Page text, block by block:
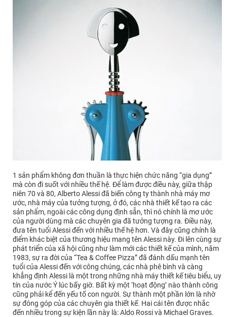
1 sản phẩm không đơn thuần là thực hiện chức năng “gia dụng”
mà còn đi suốt với nhiều thế hệ. Để làm được điều này, giữa thập
niên 70 và 80, Alberto Alessi đã biến công ty thành nhà máy mơ
ước, nhà máy của tưởng tượng, ở đó, các nhà thiết kế tạo ra các
sản phẩm, ngoài các công dụng định sẵn, thì nó chính là mơ ước
của người dùng mà các chuyên gia đã tưởng tượng ra. Điều này,
đưa tên tuổi Alessi đến với nhiều thế hệ hơn. Và đây cũng chính là
điểm khác biệt của thương hiệu mang tên Alessi này. Đi lên cùng sự
phát triển của xã hội cũng như làm mới các thiết kế của mình, năm
1983, sự ra đời của “Tea & Coffee Pizza” đã đánh dấu mạnh tên
tuổi của Alessi đến với công chúng, các nhà phê bình và càng
khẳng định Alessi là một trong những nhà máy thiết kế tiêu biểu, uy
tín của nước Ý lúc bấy giờ. Bất kỳ một ‘hoạt động’ nào thành công
cũng phải kể đến yếu tố con người. Sự thành một phần lớn là nhờ
sự đóng góp của các chuyên gia thiết kế. Hai cái tên được nhắc
đến nhiều trong sự kiện lần này là: Aldo Rossi và Michael Graves.